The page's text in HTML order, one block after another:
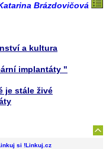
Brázdovičová
a kultura
implantáty "
je stále živé
Linkuj.cz